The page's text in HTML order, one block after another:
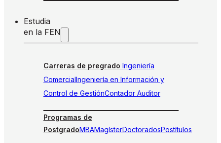
Estudia
en la FEN
Carreras de pregrado Ingeniería
ComercialIngeniería en Información y
Control de GestiónContador Auditor
Programas de
PostgradoMBAMagísterDoctoradosPostítulos